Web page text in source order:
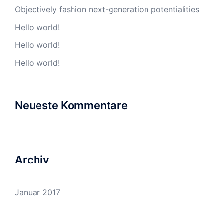
Objectively fashion next-generation potentialities
Hello world!
Hello world!
Hello world!
Neueste Kommentare
Archiv
Januar 2017